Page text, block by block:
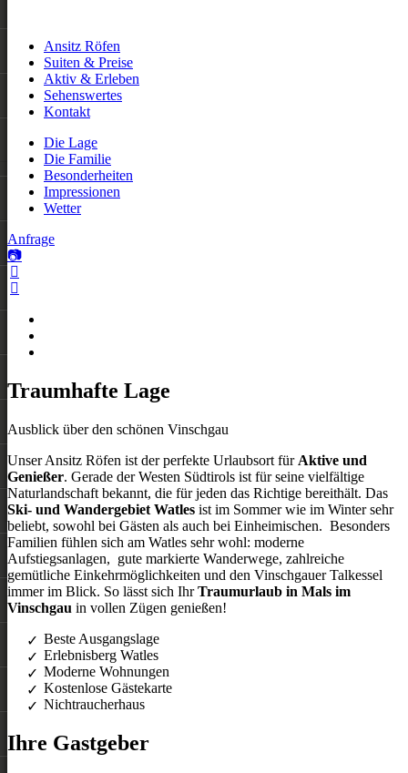
Ansitz Röfen
Suiten & Preise
Aktiv & Erleben
Sehenswertes
Kontakt
Die Lage
Die Familie
Besonderheiten
Impressionen
Wetter
Anfrage
Traumhafte Lage
Ausblick über den schönen Vinschgau
Unser Ansitz Röfen ist der perfekte Urlaubsort für Aktive und
Genießer. Gerade der Westen Südtirols ist für seine vielfältige
Naturlandschaft bekannt, die für jeden das Richtige bereithält. Das
Ski- und Wandergebiet Watles ist im Sommer wie im Winter sehr
beliebt, sowohl bei Gästen als auch bei Einheimischen. Besonders
Familien fühlen sich am Watles sehr wohl: moderne
Aufstiegsanlagen, gute markierte Wanderwege, zahlreiche
gemütliche Einkehrmöglichkeiten und den Vinschgauer Talkessel
immer im Blick. So lässt sich IhrTraumurlaub in Mals im
Vinschgau in vollen Zügen genießen!
Beste Ausgangslage
Erlebnisberg Watles
Moderne Wohnungen
Kostenlose Gästekarte
Nichtraucherhaus
Ihre Gastgeber